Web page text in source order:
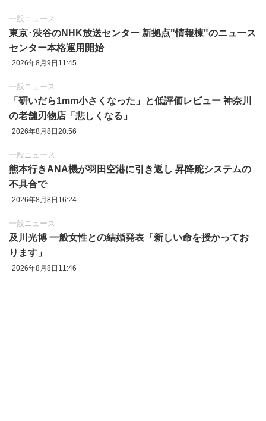
一般ニュース
東京‪･‬渋谷のNHK放送センター 新拠点"情報棟"のニュース
センター本格運用開始
2026年8月9日11:45
一般ニュース
「研いだら1mm小さくなった」と低評価レビュー 神奈川
の老舗刃物店「悲しくなる」
2026年8月8日20:56
一般ニュース
熊本行きANA機が羽田空港に引き返し 昇降舵システムの
不具合で
2026年8月8日16:24
一般ニュース
及川光博 一般女性との結婚発表「新しい命を授かってお
ります」
2026年8月8日11:46